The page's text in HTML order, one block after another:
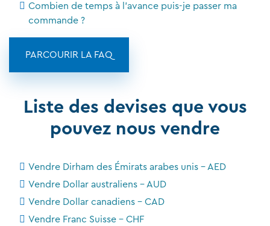
Combien de temps à l'avance puis-je passer ma
commande ?
PARCOURIR LA FAQ
Liste des devises que vous
pouvez nous vendre
Vendre Dirham des Émirats arabes unis - AED
Vendre Dollar australiens - AUD
Vendre Dollar canadiens - CAD
Vendre Franc Suisse - CHF